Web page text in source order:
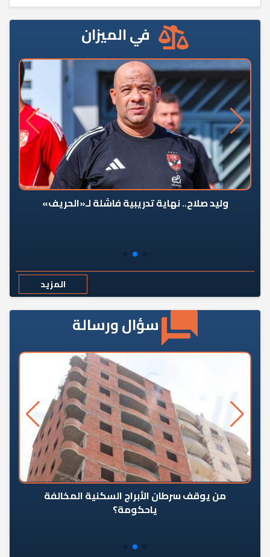
في الميزان
وليد صلاح.. نهاية تدريبية فاشلة لـ«الحريف»
المزيد
سؤال ورسالة
من يوقف سرطان الأبراج السكنية المخالفة
ياحكومة؟